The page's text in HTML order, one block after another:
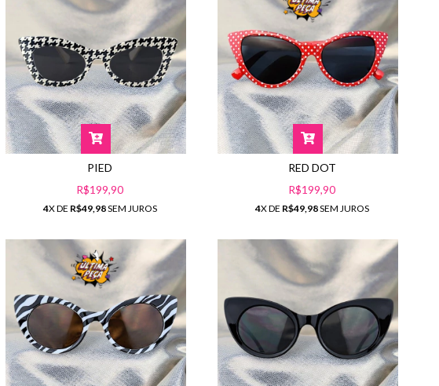
PIED
R$199,90
4X DE R$49,98SEM JUROS
RED DOT
R$199,90
4X DE R$49,98SEM JUROS